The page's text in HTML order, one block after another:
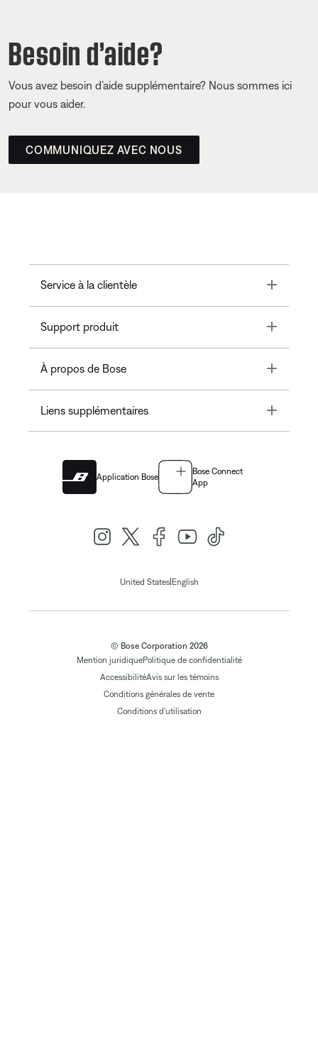
Besoin d’aide?
Vous avez besoin d’aide supplémentaire? Nous sommes ici
pour vous aider.
COMMUNIQUEZ AVEC NOUS
Service à la clientèle Toggle
Support produit Toggle
À propos de Bose Toggle
Liens supplémentaires Toggle
Application Bose
Bose Connect
App
United States| English
© Bose Corporation 2026
Mention juridiquePolitique de confidentialité
AccessibilitéAvis sur les témoins
Conditions générales de vente
Conditions d'utilisation